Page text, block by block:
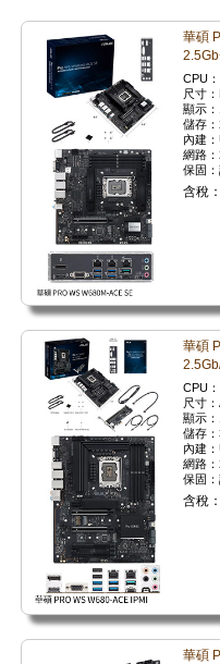
華碩
CPU
尺寸
顯示
儲存：
內建
網路
保固
含稅
華碩
CPU
尺寸
顯示
儲存
內建
網路
保固
含稅
華碩